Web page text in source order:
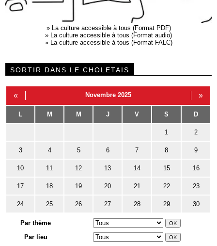
»
La culture accessible à tous (Format PDF)
»
La culture accessible à tous (Format audio)
»
La culture accessible à tous (Format FALC)
SORTIR DANS LE CHOLETAIS
« Novembre 2025 »
L M M J V S D
1 2
3 4 5 6 7 8 9
10 11 12 13 14 15 16
17 18 19 20 21 22 23
24 25 26 27 28 29 30
Par thème
Par lieu